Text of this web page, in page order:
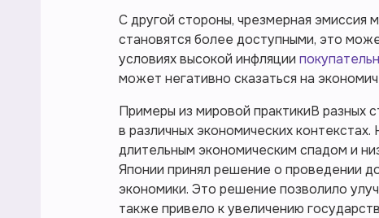
С другой стороны, чрезмерная эмиссия
становятся более доступными, это
условиях высокой инфляции
может негативно сказаться на
Примеры из мировой практикиВ разных
в различных экономических
длительным экономическим спадом и
Японии принял решение о проведении
экономики. Это решение позволило
также привело к увеличению